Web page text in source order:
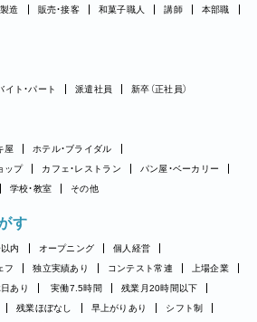
造 販売・接客 和菓子職人 講師
本部職
イト・パート 派遣社員 新卒（正社員）
屋
ホテル・ブライダル
ップ
カフェ・レストラン
パン屋・ベーカリー
学校・教室 その他
す
内 オープニング
個人経営
フ 独立実績あり コンテスト常連
上場企業
あり 実働7.5時間
残業月20時間以下
残業ほぼなし 早上がりあり
シフト制